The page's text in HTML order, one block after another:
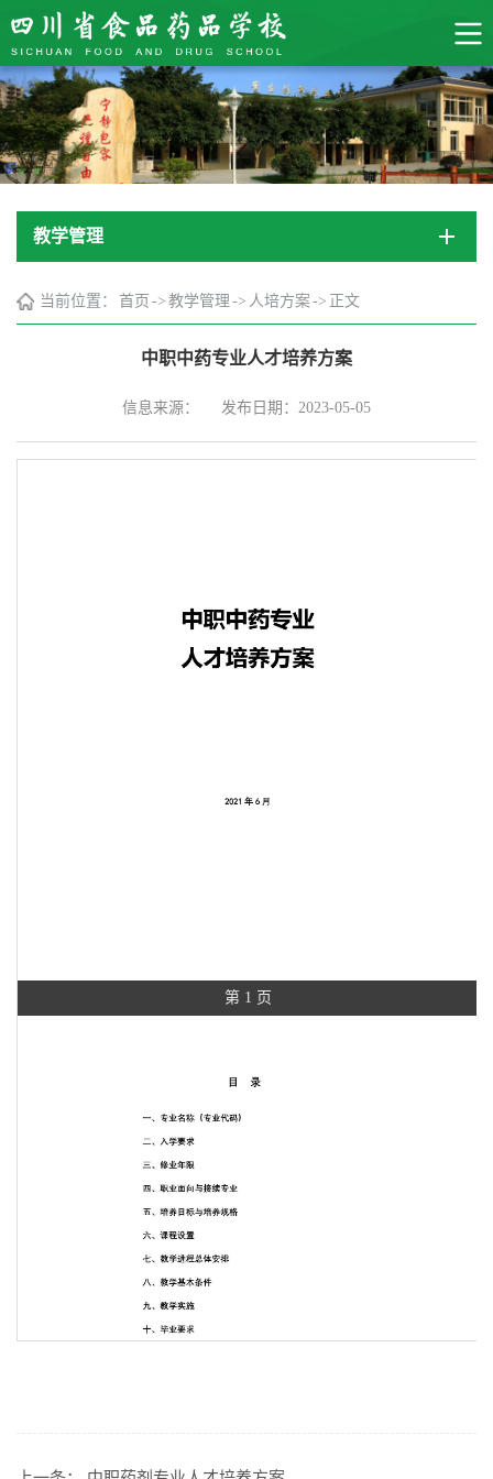
教学管理
当前位置： 首页 -> 教学管理 -> 人培方案-> 正文
中职中药专业人才培养方案
信息来源： 发布日期：2023-05-05
第 1 页